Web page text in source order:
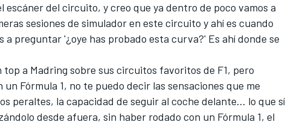
escáner del circuito, y creo que ya dentro de poco vamos a
sesiones de simulador en este circuito y ahí es cuando
a preguntar '¿oye has probado esta curva?' Es ahí donde se
a Madring sobre sus circuitos favoritos de F1, pero
Fórmula 1, no te puedo decir las sensaciones que me
peraltes, la capacidad de seguir al coche delante... lo que sí
desde afuera, sin haber rodado con un Fórmula 1, el